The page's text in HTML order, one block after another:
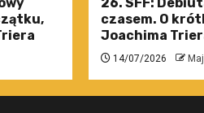
czasem. O
Joachima
14/07/2026